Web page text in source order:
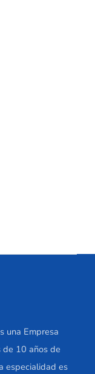
una Empresa
de 10 años de
especialidad es